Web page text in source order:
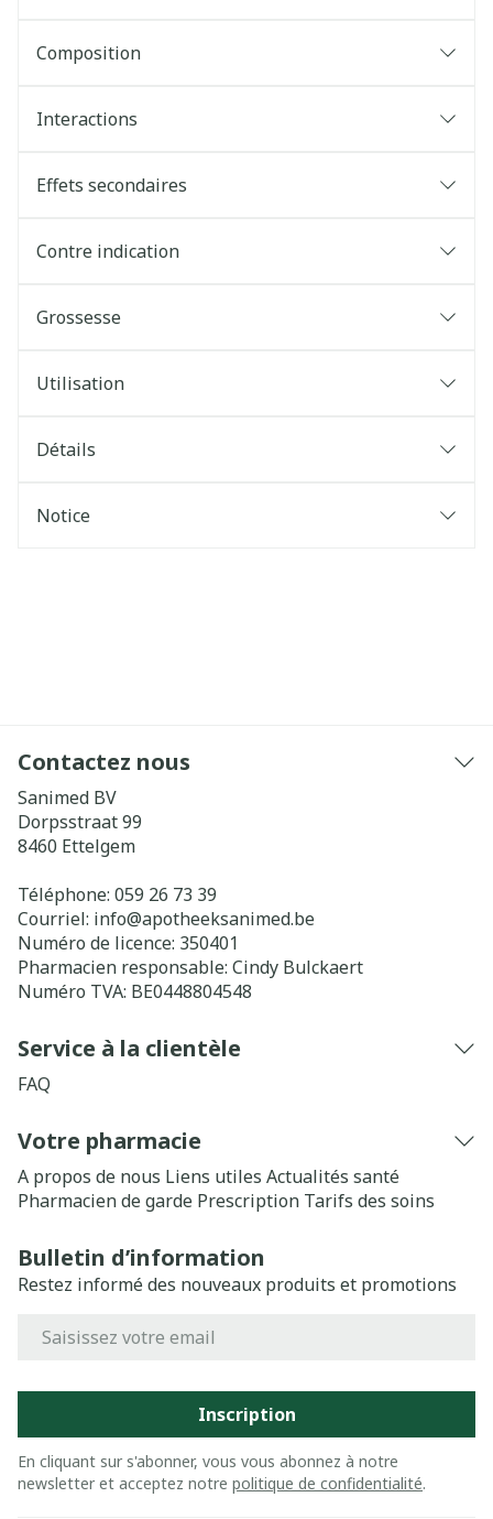
Composition
Interactions
Effets secondaires
Contre indication
Grossesse
Utilisation
Détails
Notice
Contactez nous
Sanimed BV
Dorpsstraat 99
8460 Ettelgem
Téléphone: 059 26 73 39
Courriel: info@apotheeksanimed.be
Numéro de licence: 350401
Pharmacien responsable: Cindy Bulckaert
Numéro TVA: BE0448804548
Service à la clientèle
FAQ
Votre pharmacie
A propos de nous Liens utiles Actualités santé
Pharmacien de garde Prescription Tarifs des soins
Bulletin d’information
Restez informé des nouveaux produits et promotions
Inscription
En cliquant sur s'abonner, vous vous abonnez à notre
newsletter et acceptez notre politique de confidentialité.